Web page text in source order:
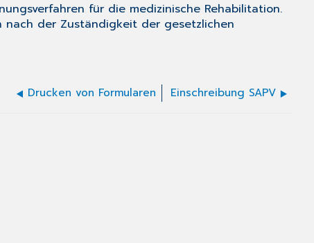
für die medizinische Rehabilitation.
nach der Zuständigkeit der gesetzlichen
Drucken von Formularen Einschreibung SAPV